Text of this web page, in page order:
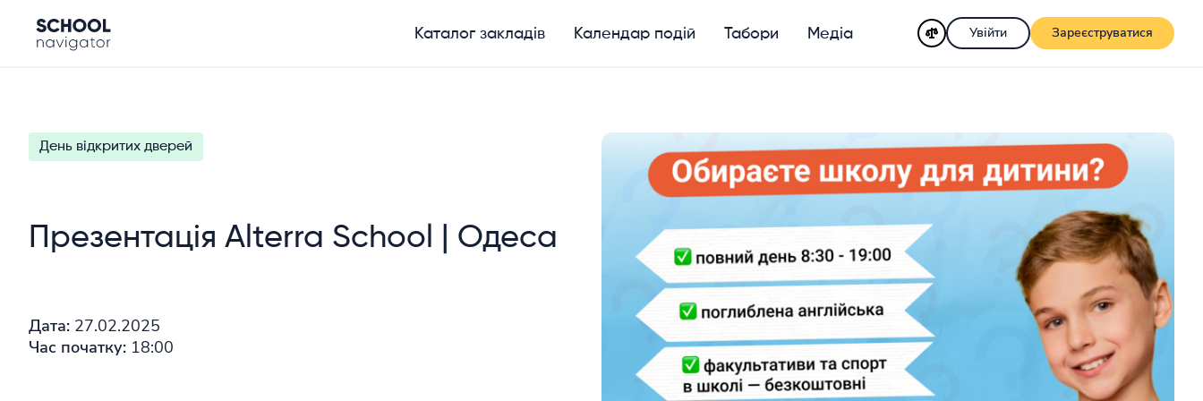
Каталог закладів Календар подій Табори Медіа Увійти Зареєструватися
День відкритих дверей
Презентація Alterra School | Одеса
Дата: 27.02.2025
Час початку: 18:00